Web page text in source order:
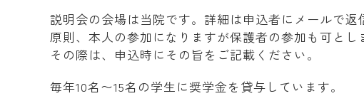
説明会の会場は当院です。詳細は申込者にメールで返
原則、本人の参加になりますが保護者の参加も可とし
その際は、申込時にその旨をご記載ください。
毎年10名〜15名の学生に奨学金を貸与しています。